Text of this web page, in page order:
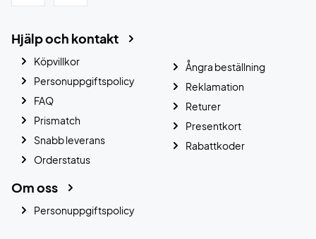
Hjälp och kontakt
Köpvillkor
Personuppgiftspolicy
FAQ
Prismatch
Snabb leverans
Orderstatus
Ångra beställning
Reklamation
Returer
Presentkort
Rabattkoder
Om oss
Personuppgiftspolicy